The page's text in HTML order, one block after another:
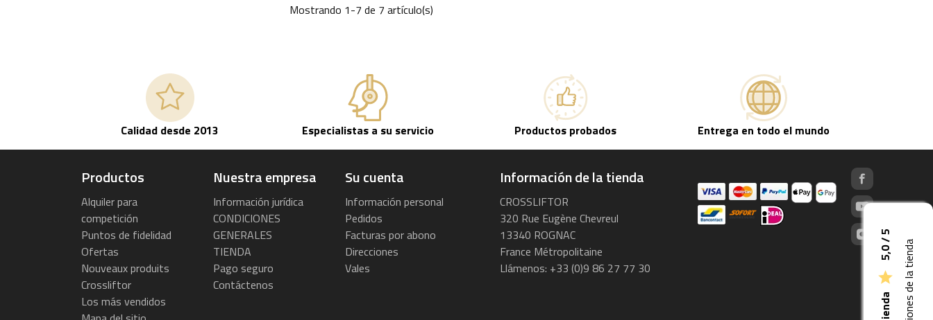

5,0 / 5
Mostrando 1-7 de 7 artículo(s)
Calidad desde 2013 Especialistas a su servicio Productos probados Entrega en todo el mundo
Productos
Alquiler para
competición
Puntos de fidelidad
Ofertas
Nouveaux produits
Crossliftor
Los más vendidos
Nuestra empresa
Información jurídica
CONDICIONES
GENERALES
TIENDA
Pago seguro
Contáctenos
Su cuenta
Información personal
Pedidos
Facturas por abono
Direcciones
Vales
Información de la tienda
CROSSLIFTOR
320 Rue Eugène Chevreul
13340 ROGNAC
France Métropolitaine
Llámenos: +33 (0)9 86 27 77 30